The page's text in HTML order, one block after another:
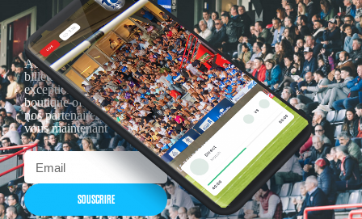
Actualités, nouveautés,
billetterie, remises
exceptionnelles dans la
boutique officielles & chez
nos partenaires… Inscrivez-
vous maintenant
SOUSCRIRE